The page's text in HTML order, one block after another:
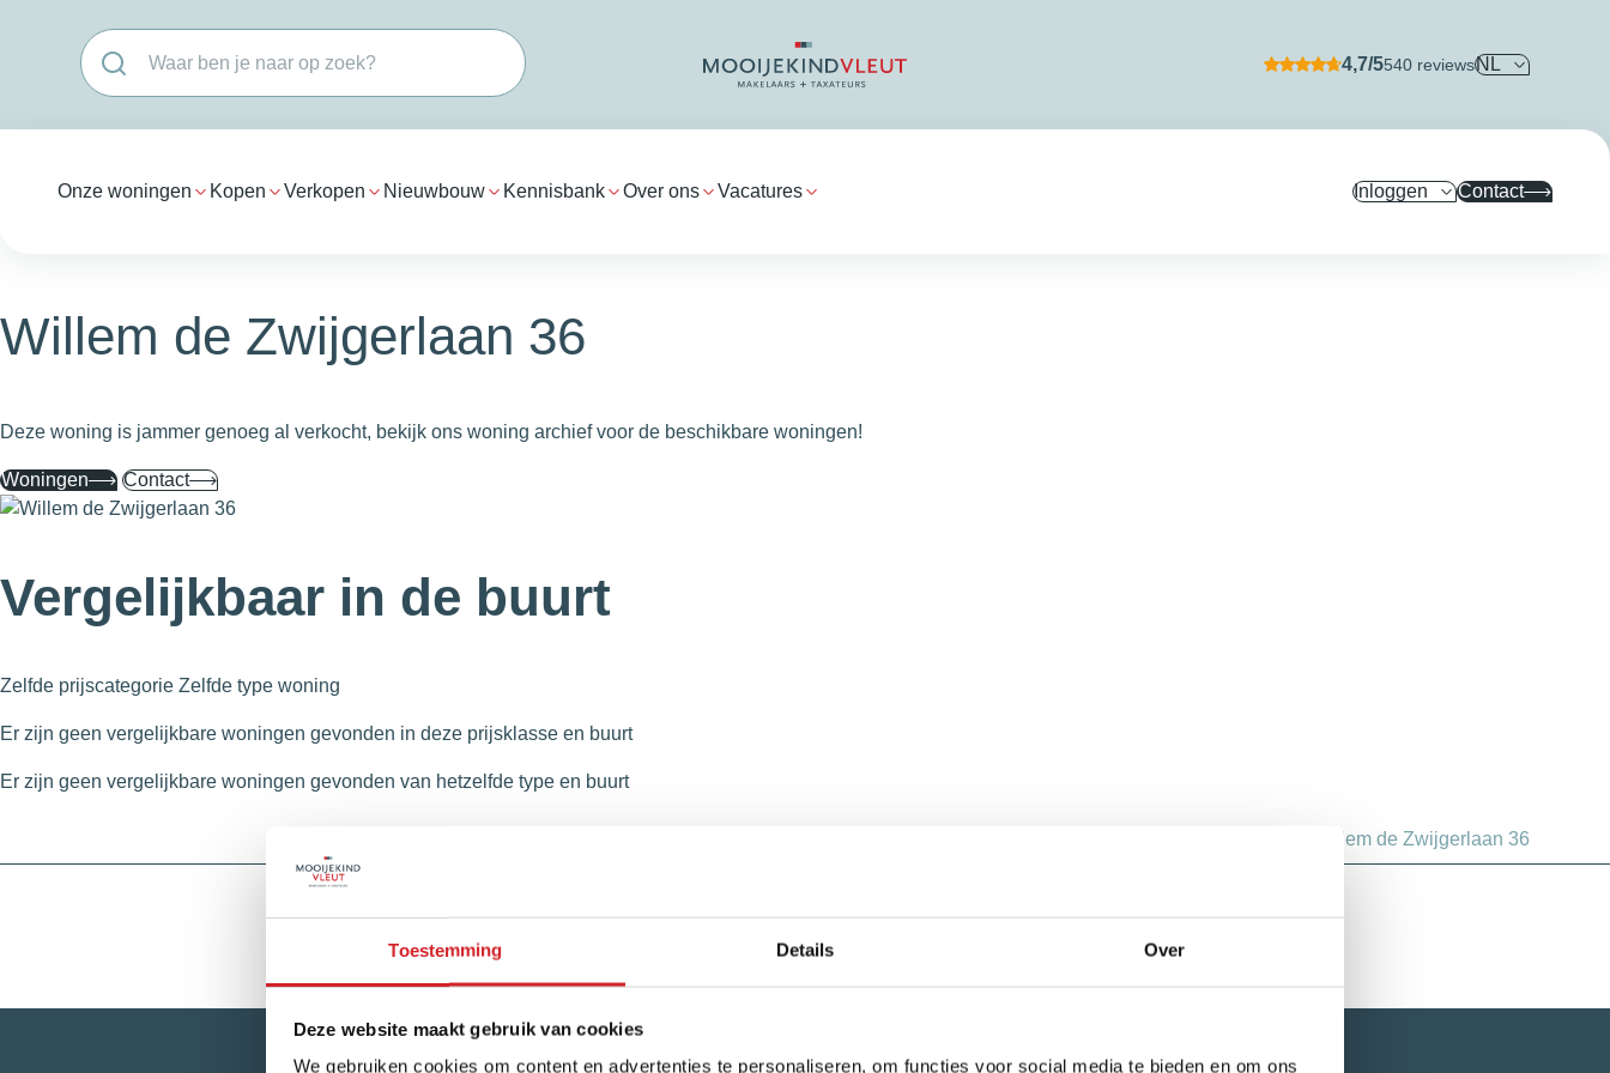
Toestemming Details Over
Deze website maakt gebruik van cookies
We gebruiken cookies om content en advertenties te personaliseren, om functies voor social media te bieden en om ons
4,7/5540 reviewsNL
Onze woningen Kopen Verkopen Nieuwbouw Kennisbank Over ons Vacatures Inloggen Contact
Willem de Zwijgerlaan 36
Deze woning is jammer genoeg al verkocht, bekijk ons woning archief voor de beschikbare woningen!
Woningen Contact
Vergelijkbaar in de buurt
Zelfde prijscategorie Zelfde type woning
Er zijn geen vergelijkbare woningen gevonden in deze prijsklasse en buurt
Er zijn geen vergelijkbare woningen gevonden van hetzelfde type en buurt
Willem de Zwijgerlaan 36